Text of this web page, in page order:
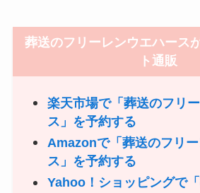
葬送のフリーレンウエハース
ト通販
楽天市場で「葬送のフリ
ス」を予約する
Amazonで「葬送のフリ
ス」を予約する
Yahoo！ショッピングで